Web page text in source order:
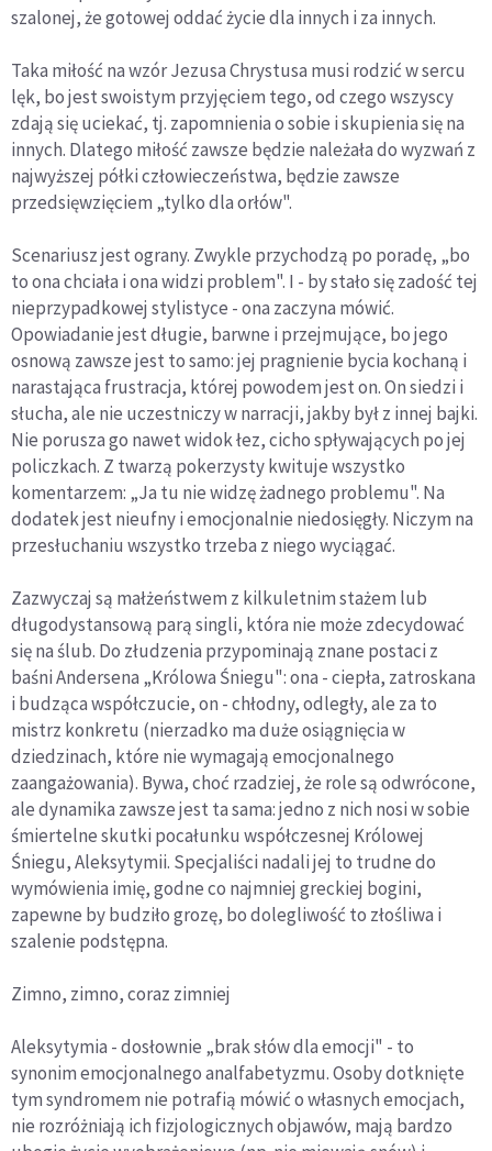
szalonej, że gotowej oddać życie dla innych i za innych.
Taka miłość na wzór Jezusa Chrystusa musi rodzić w sercu
lęk, bo jest swoistym przyjęciem tego, od czego wszyscy
zdają się uciekać, tj. zapomnienia o sobie i skupienia się na
innych. Dlatego miłość zawsze będzie należała do wyzwań z
najwyższej półki człowieczeństwa, będzie zawsze
przedsięwzięciem „tylko dla orłów".
Scenariusz jest ograny. Zwykle przychodzą po poradę, „bo
to ona chciała i ona widzi problem". I - by stało się zadość tej
nieprzypadkowej stylistyce - ona zaczyna mówić.
Opowiadanie jest długie, barwne i przejmujące, bo jego
osnową zawsze jest to samo: jej pragnienie bycia kochaną i
narastająca frustracja, której powodem jest on. On siedzi i
słucha, ale nie uczestniczy w narracji, jakby był z innej bajki.
Nie porusza go nawet widok łez, cicho spływających po jej
policzkach. Z twarzą pokerzysty kwituje wszystko
komentarzem: „Ja tu nie widzę żadnego problemu". Na
dodatek jest nieufny i emocjonalnie niedosięgły. Niczym na
przesłuchaniu wszystko trzeba z niego wyciągać.
Zazwyczaj są małżeństwem z kilkuletnim stażem lub
długodystansową parą singli, która nie może zdecydować
się na ślub. Do złudzenia przypominają znane postaci z
baśni Andersena „Królowa Śniegu": ona - ciepła, zatroskana
i budząca współczucie, on - chłodny, odległy, ale za to
mistrz konkretu (nierzadko ma duże osiągnięcia w
dziedzinach, które nie wymagają emocjonalnego
zaangażowania). Bywa, choć rzadziej, że role są odwrócone,
ale dynamika zawsze jest ta sama: jedno z nich nosi w sobie
śmiertelne skutki pocałunku współczesnej Królowej
Śniegu, Aleksytymii. Specjaliści nadali jej to trudne do
wymówienia imię, godne co najmniej greckiej bogini,
zapewne by budziło grozę, bo dolegliwość to złośliwa i
szalenie podstępna.
Zimno, zimno, coraz zimniej
Aleksytymia - dosłownie „brak słów dla emocji" - to
synonim emocjonalnego analfabetyzmu. Osoby dotknięte
tym syndromem nie potrafią mówić o własnych emocjach,
nie rozróżniają ich fizjologicznych objawów, mają bardzo